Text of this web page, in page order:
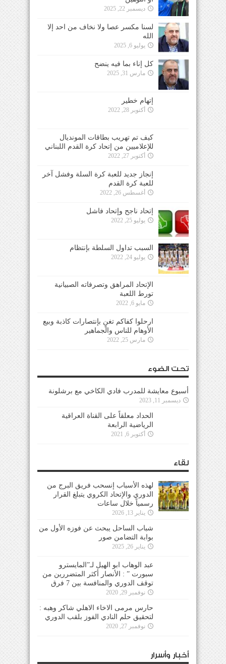
ديسمبر 22, 2025
لسنا مكسر عصا ولا نخاف من احد إلا
الله
يوليو 6, 2025
كل إناء بما فيه ينضح
مارس 31, 2025
إتهام خطير
أكتوبر 28, 2022
كيف تم تهريب بطاقات المونديال
للإعلاميين من إتحاد كرة القدم اللبناني
أكتوبر 27, 2022
إنجاز جديد للعبة كرة السلة وفشل آخر
للعبة كرة القدم
أغسطس 26, 2022
إتحاد ناجح وإتحاد فاشل
يوليو 25, 2022
السبب تداول السلطة بإنتظام
يوليو 24, 2022
الإتحاد المراهق وتصرفاته الصبيانية
تورط اللعبة
مايو 6, 2022
ارحلوا كفاكم تغنٍ بإنتصارات كاذبة وبيع
الأوهام للناس والجماهير
مارس 25, 2022
تحت الضوء
أسبوع معايشة للمدرب فادي الكاخي مع برشلونة
ديسمبر 11, 2023
الحداد معلقاً على القناة العراقية
الرياضية الرابعة
أكتوبر 6, 2021
لقاء
لهذه الأسباب إنسحب فريق البرج من
الدوري والإتحاد الكروي يتبلغ القرار
رسمياً خلال ساعات
يناير 13, 2026
شباب الساحل يبحث عن فوزه الأول من
بوابة التضامن صور
يناير 26, 2025
عبد الوهاب ابو الهيل لـ”المايسترو
سبورت ” : الأنصار أكثر المتضررين من
توقف الدوري والمنافسة بين 7 فرق
نوفمبر 29, 2020
حارس مرمى الاخاء الاهلي شاكر وهبه :
لتحقيق حلم النادي الفوز بلقب الدوري
نوفمبر 27, 2020
أخبار وأسرار